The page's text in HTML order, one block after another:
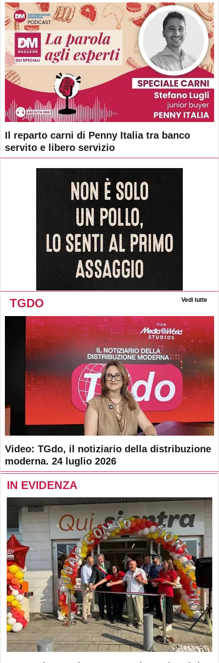
Il reparto carni di Penny Italia tra banco
servito e libero servizio
TGDO Vedi tutte
Video: TGdo, il notiziario della distribuzione
moderna. 24 luglio 2026
IN EVIDENZA